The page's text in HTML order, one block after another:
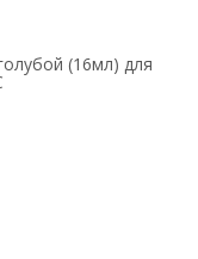
(16мл) для